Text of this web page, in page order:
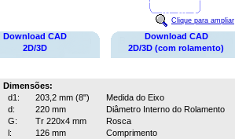
Clique para ampliar
Download CAD
2D/3D
Download CAD
2D/3D (com rolamento)
Dimensões:
d1:
203,2 mm (8")
Medida do Eixo
d:
220 mm
Diâmetro Interno do Rolamento
G:
Tr 220x4 mm
Rosca
l:
126 mm
Comprimento